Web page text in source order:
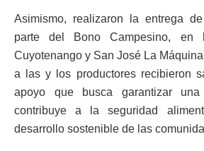
Asimismo, realizaron la entrega
parte del Bono Campesino, en
Cuyotenango y San José La
a las y los productores recibieron
apoyo que busca garantizar
contribuye a la seguridad
desarrollo sostenible de las